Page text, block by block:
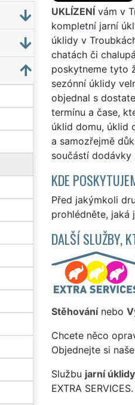
UKLÍZENÍvám v
kompletní jarní
úklidy v
chatách či
poskytneme tyto
sezónní úklidy
objednal s
termínu a čase,
úklid domu, úklid
a samozřejmě
součástí dodávky
KDE
Před jakýmkoli
prohlédněte, jaká
DALŠÍ SLUŽBY,
Stěhovánínebo
Chcete něco
Objednejte si naše
Službu jarní
EXTRA SERVICES.